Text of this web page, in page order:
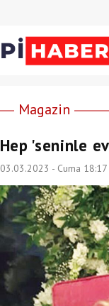
Magazin
Hep 'seninle
03.03.2023 - Cuma 18:17